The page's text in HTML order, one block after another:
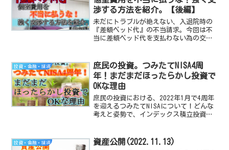
渉する方法を紹介。【後編】
未だにトラブルが絶えない、入退院時の
『差額ベッド代』の不当請求。今回は不
当に差額ベッド代を支払わない為の交渉
誘の断り方です。
投資・金融・経済
庶民の投資。つみたてNISA4周
年！まだまだほったらかし投資で
OKな理由
庶民の投資における、2022年1月で4周年
を迎えるつみたてNISAについて！どんな
考えと姿勢で、インデックス積立投資を
投資・金融・経済 資産公開(2022.11.13)